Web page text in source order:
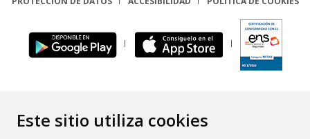
Este sitio utiliza cookies